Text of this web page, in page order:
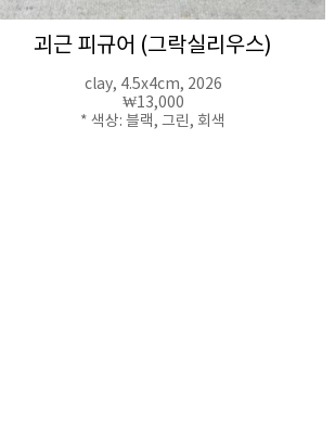
괴근 피규어 (그락실리우스)
clay, 4.5x4cm, 2026
₩13,000
* 색상: 블랙, 그린, 회색